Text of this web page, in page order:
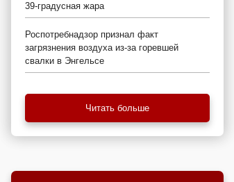
39-градусная жара
Роспотребнадзор признал факт
загрязнения воздуха из-за горевшей
свалки в Энгельсе
Читать больше